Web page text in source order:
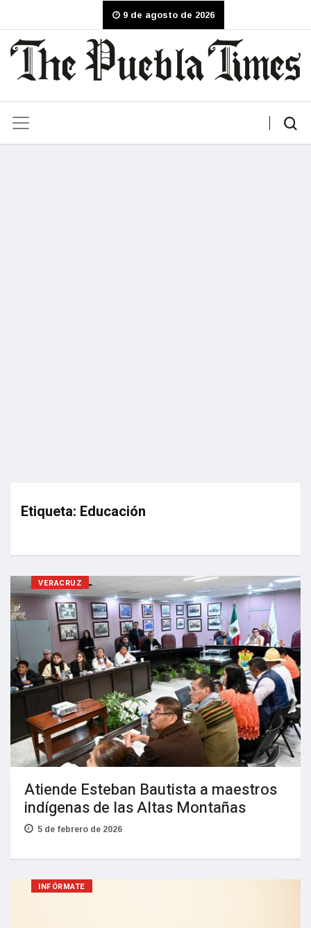
9 de agosto de 2026
Etiqueta: Educación
VERACRUZ
Atiende Esteban Bautista a maestros
indígenas de las Altas Montañas
5 de febrero de 2026
INFÓRMATE